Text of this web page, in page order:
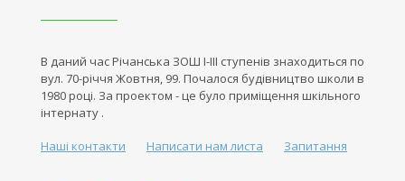
В даний час Річанська ЗОШ І-ІІІ ступенів знаходиться по
вул. 70-річчя Жовтня, 99. Почалося будівництво школи в
1980 році. За проектом - це було приміщення шкільного
інтернату .
Наші контакти Написати нам листа Запитання